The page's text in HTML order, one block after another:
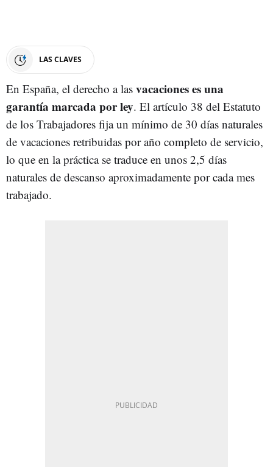
LAS CLAVES
En España, el derecho a las vacaciones es una
garantía marcada por ley. El artículo 38 del Estatuto
de los Trabajadores fija un mínimo de 30 días naturales
de vacaciones retribuidas por año completo de servicio,
lo que en la práctica se traduce en unos 2,5 días
naturales de descanso aproximadamente por cada mes
trabajado.